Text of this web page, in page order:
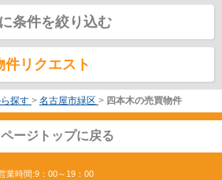
条件を絞り込む
件リクエスト
探す > 名古屋市緑区 > 四本木の売買物件
ページトップに戻る
業時間:9：00～19：00